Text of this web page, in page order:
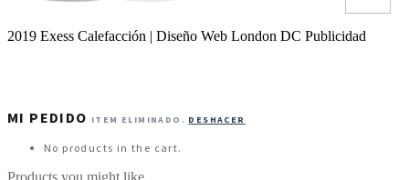
2019 Exess Calefacción | Diseño Web London DC Publicidad
MI PEDIDO ITEM ELIMINADO. DESHACER
No products in the cart.
Products you might like